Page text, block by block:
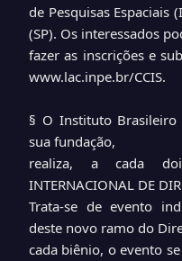
de Pesquisas Espaciais
(SP). Os interessados
fazer as inscrições e
www.lac.inpe.br/CCIS.
§ O Instituto
sua fundação,
realiza, a cada
INTERNACIONAL DE
Trata-se de evento
deste novo ramo do
cada biênio, o evento